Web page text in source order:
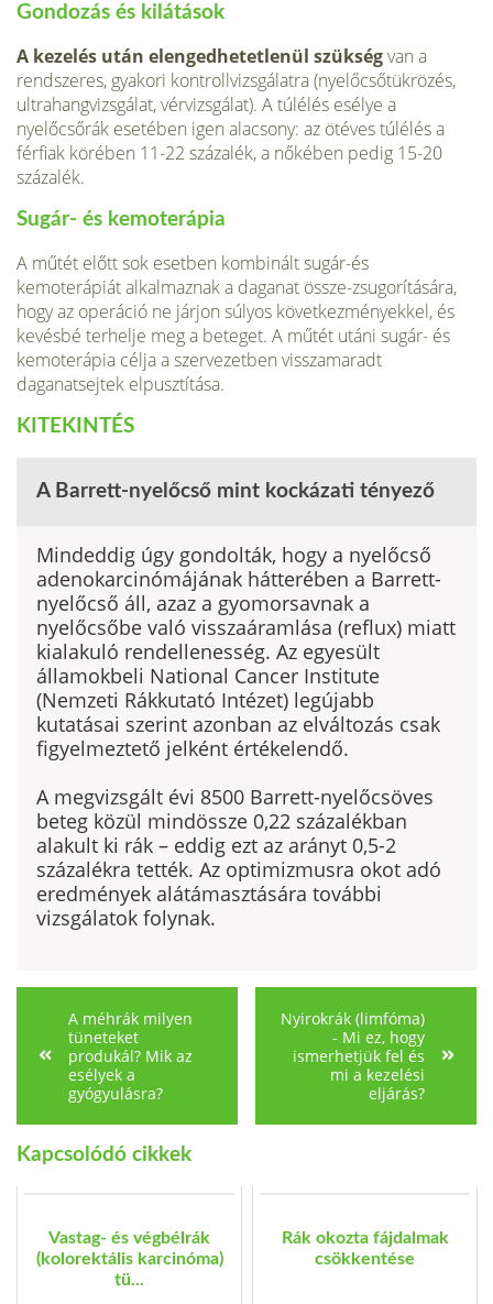
Gondozás és kilátások
A kezelés után elengedhetetlenül szükségvan a
rendszeres, gyakori kontrollvizsgálatra (nyelőcsőtükrözés,
ultrahangvizsgálat, vér­vizsgálat). A túlélés esélye a
nyelőcsőrák eseté­ben igen alacsony: az ötéves túlélés a
férfiak körében 11-22 százalék, a nőkében pedig 15-20
százalék.
Sugár- és kemoterápia
A műtét előtt sok esetben kombinált sugár-és
kemoterápiát alkalmaznak a daganat össze-zsugorítására,
hogy az operáció ne járjon súlyos következményekkel, és
kevésbé terhelje meg a beteget. A műtét utáni sugár- és
kemo­terápia célja a szervezetben visszamaradt
daganatsejtek elpusztítása.
KITEKINTÉS
A Barrett-nyelőcső mint kockázati tényező
Mindeddig úgy gondolták, hogy a nyelőcső
adenokarcinómájának hátterében a Barrett-
nyelőcső áll, azaz a gyomorsavnak a
nyelőcsőbe való visszaáramlása (reflux) miatt
kialakuló rendellenesség. Az egyesült
államokbeli National Cancer Institute
(Nemzeti Rákkutató Intézet) legújabb
kutatásai szerint azonban az elváltozás csak
figyelmeztető jelként értékelendő.
A megvizsgált évi 8500 Barrett-nyelőcsöves
beteg közül mindössze 0,22 százalékban
alakult ki rák – eddig ezt az arányt 0,5-2
százalékra tették. Az optimizmusra okot adó
eredmények alátámasztására további
vizsgálatok folynak.
A méhrák milyen
tüneteket
produkál? Mik az
esélyek a
gyógyulásra?
Nyirokrák (limfóma)
- Mi ez, hogy
ismerhetjük fel és
mi a kezelési
eljárás?
Kapcsolódó cikkek
Vastag- és végbélrák
(kolorektális karcinóma)
tü...
Rák okozta fájdalmak
csökkentése